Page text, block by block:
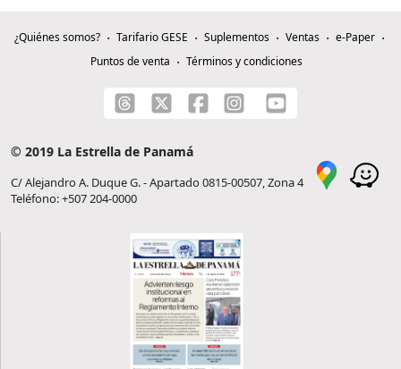
¿Quiénes somos? Tarifario GESE Suplementos Ventas
e-Paper
Puntos de venta
Términos y condiciones
© 2019 La Estrella de Panamá
C/ Alejandro A. Duque G. - Apartado 0815-00507, Zona 4
Teléfono: +507 204-0000